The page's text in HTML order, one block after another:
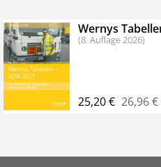
3. EVENTS &
Ermäßigte
Seminaren
Webinarefür
Wernys
(8. Auflage 2026)
25,20 € 26,96 €